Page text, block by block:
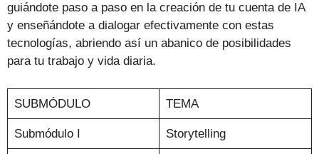
guiándote paso a paso en la creación de tu cuenta de IA
y enseñándote a dialogar efectivamente con estas
tecnologías, abriendo así un abanico de posibilidades
para tu trabajo y vida diaria.
SUBMÓDULO TEMA
Submódulo I Storytelling